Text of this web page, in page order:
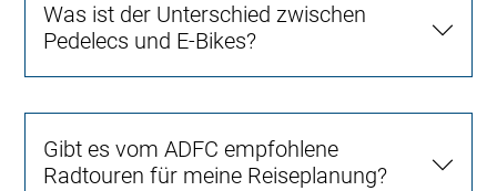
Was ist der Unterschied zwischen
Pedelecs und E-Bikes?
Gibt es vom ADFC empfohlene
Radtouren für meine Reiseplanung?